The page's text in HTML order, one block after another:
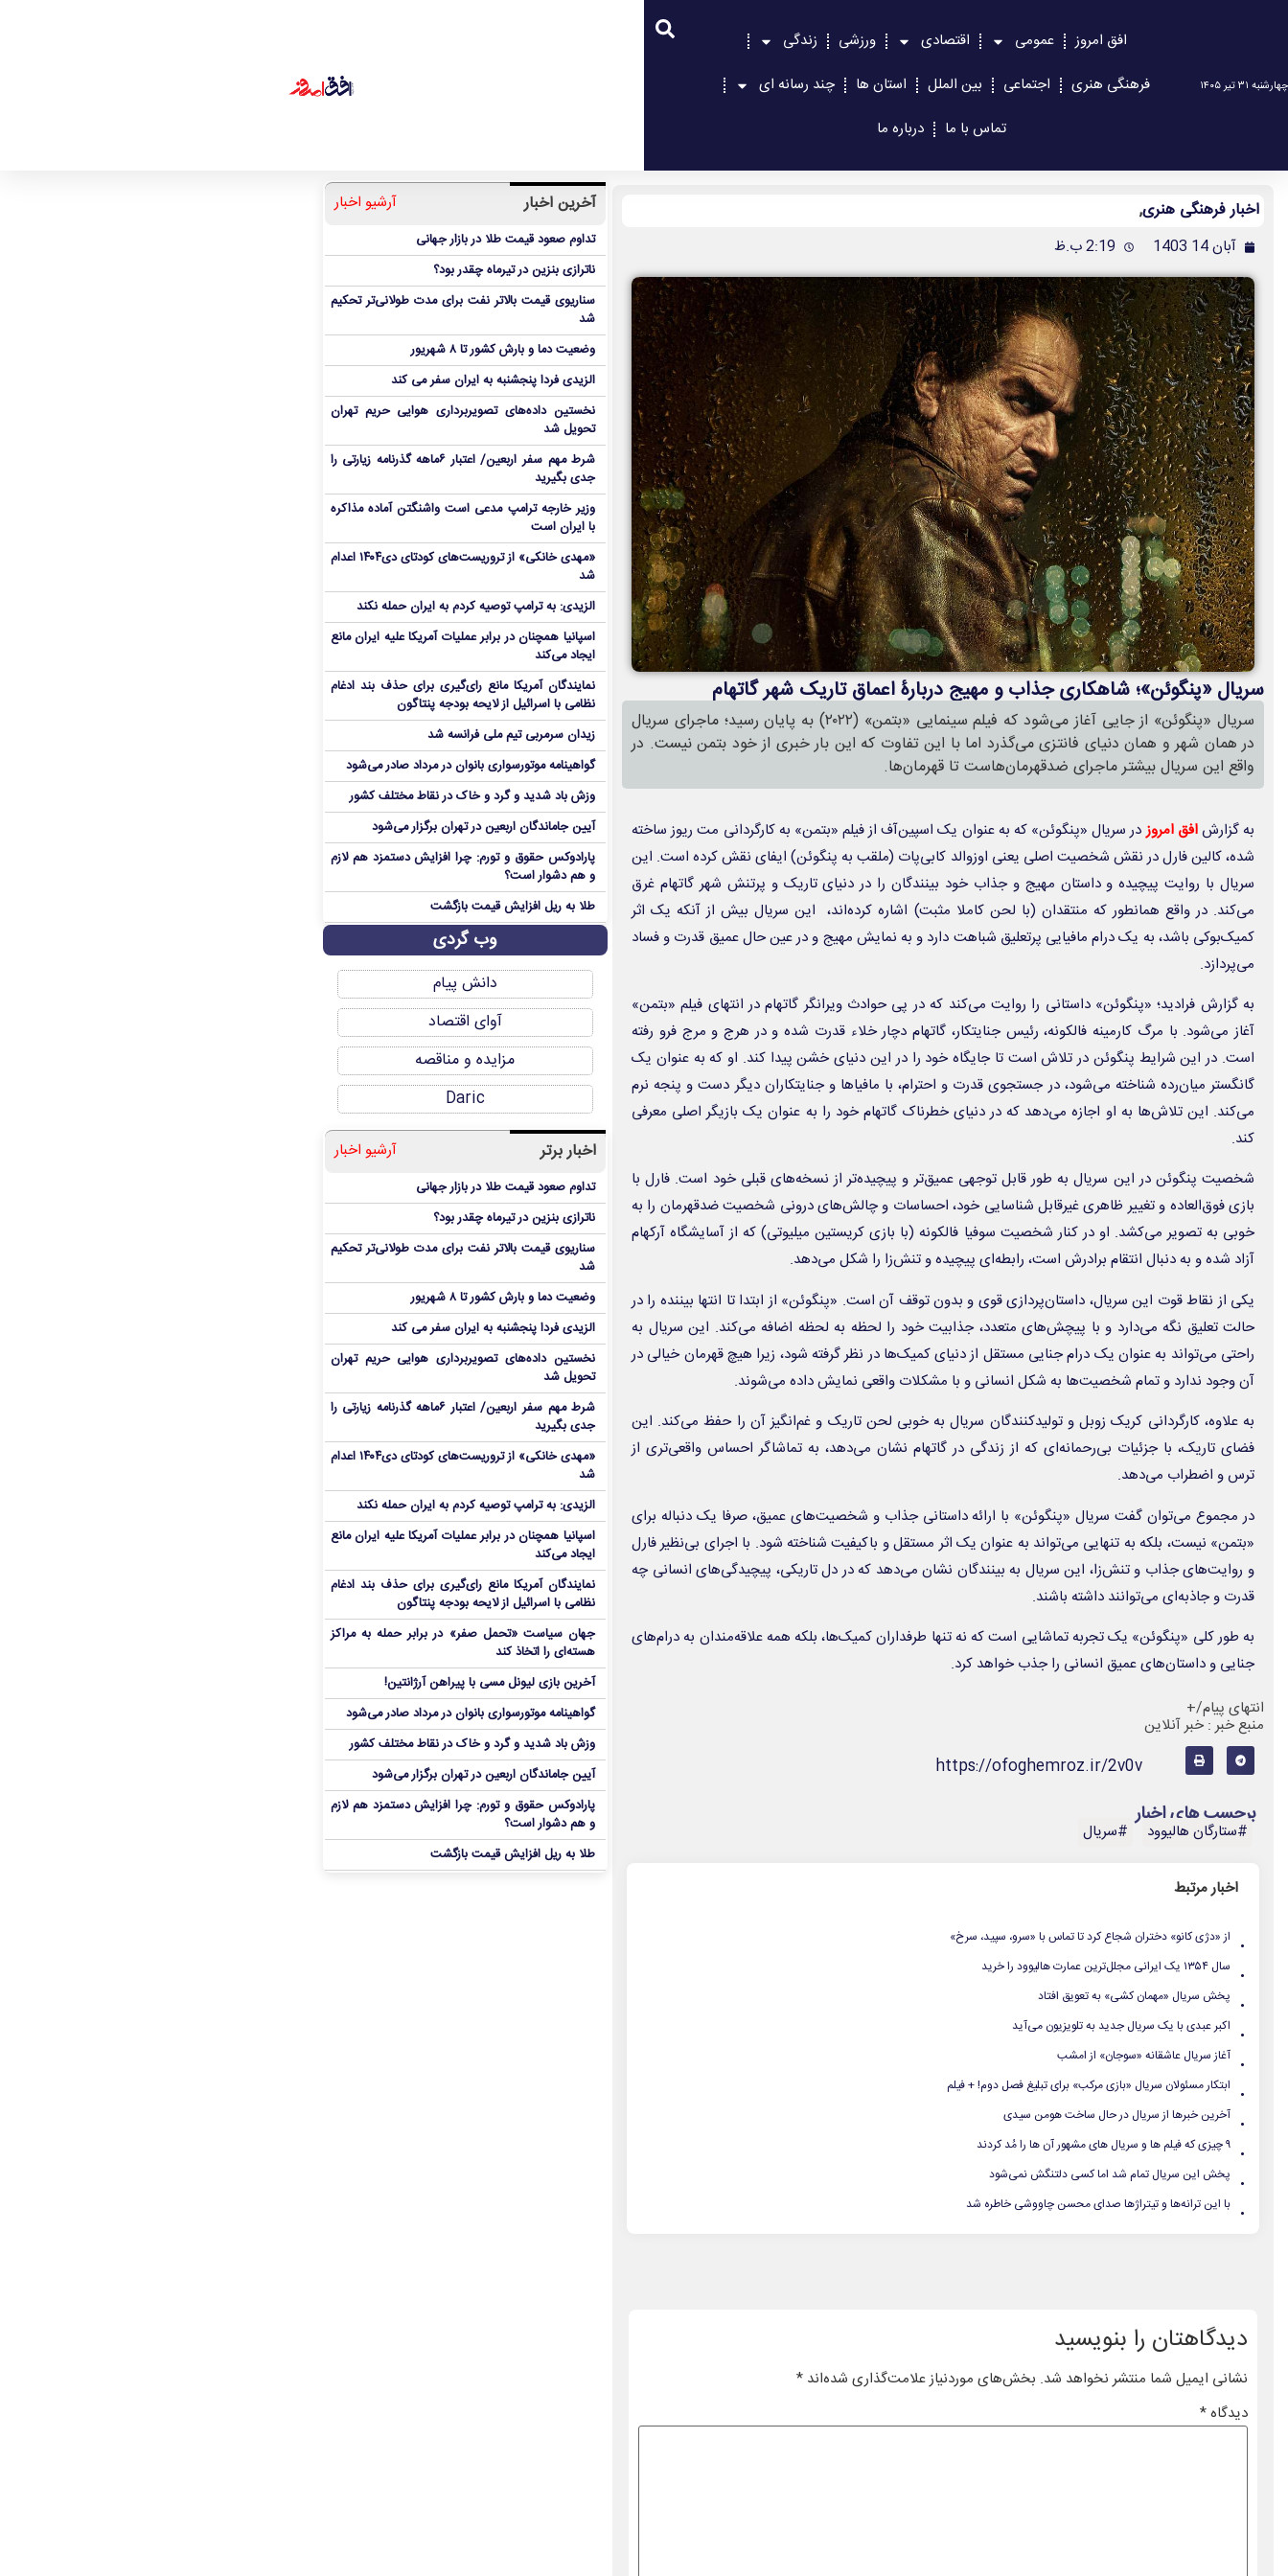
چهارشنبه ۳۱ تیر ۱۴۰۵
افق امروز عمومی اقتصادی ورزشی
زندگی
فرهنگی هنری
اجتماعی بین الملل استان ها
چند رسانه ای
تماس با ما
درباره ما
اخبار فرهنگی هنری,
آبان 14 1403 2:19 ب.ظ
سریال «پنگوئن»؛ شاهکاری جذاب و مهیج دربارۀ اعماق تاریک شهر گاتهام
سریال «پنگوئن» از جایی آغاز می‌شود که فیلم سینمایی «بتمن» (۲۰۲۲) به پایان رسید؛ ماجرای سریال
در همان شهر و همان دنیای فانتزی می‌گذرد اما با این تفاوت که این بار خبری از خود بتمن نیست. در
واقع این سریال بیشتر ماجرای ضدقهرمان‌هاست تا قهرمان‌ها.
به گزارشافق امروزدر سریال «پنگوئن» که به عنوان یک اسپین‌آف از فیلم «بتمن» به کارگردانی مت ریوز ساخته
شده، کالین فارل در نقش شخصیت اصلی یعنی اوزوالد کابی‌پات (ملقب به پنگوئن) ایفای نقش کرده است. این
سریال با روایت پیچیده و داستان مهیج و جذاب خود بینندگان را در دنیای تاریک و پرتنش شهر گاتهام غرق
می‌کند. در واقع همانطور که منتقدان (با لحن کاملا مثبت) اشاره کرده‌اند، این سریال بیش از آنکه یک اثر
کمیک‌بوکی باشد، به یک درام مافیایی پرتعلیق شباهت دارد و به نمایش مهیج و در عین حال عمیق قدرت و فساد
می‌پردازد.
به گزارش فرادید؛ «پنگوئن» داستانی را روایت می‌کند که در پی حوادث ویرانگر گاتهام در انتهای فیلم «بتمن»
آغاز می‌شود. با مرگ کارمینه فالکونه، رئیس جنایتکار، گاتهام دچار خلاء قدرت شده و در هرج و مرج فرو رفته
است. در این شرایط پنگوئن در تلاش است تا جایگاه خود را در این دنیای خشن پیدا کند. او که به عنوان یک
گانگستر میان‌رده شناخته می‌شود، در جستجوی قدرت و احترام، با مافیاها و جنایتکاران دیگر دست و پنجه نرم
می‌کند. این تلاش‌ها به او اجازه می‌دهد که در دنیای خطرناک گاتهام خود را به عنوان یک بازیگر اصلی معرفی
کند.
شخصیت پنگوئن در این سریال به طور قابل توجهی عمیق‌تر و پیچیده‌تر از نسخه‌های قبلی خود است. فارل با
بازی فوق‌العاده و تغییر ظاهری غیرقابل شناسایی خود، احساسات و چالش‌های درونی شخصیت ضدقهرمان را به
خوبی به تصویر می‌کشد. او در کنار شخصیت سوفیا فالکونه (با بازی کریستین میلیوتی) که از آسایشگاه آرکهام
آزاد شده و به دنبال انتقام برادرش است، رابطه‌ای پیچیده و تنش‌زا را شکل می‌دهد.
یکی از نقاط قوت این سریال، داستان‌پردازی قوی و بدون توقف آن است. «پنگوئن» از ابتدا تا انتها بیننده را در
حالت تعلیق نگه می‌دارد و با پیچش‌های متعدد، جذابیت خود را لحظه به لحظه اضافه می‌کند. این سریال به
راحتی می‌تواند به عنوان یک درام جنایی مستقل از دنیای کمیک‌ها در نظر گرفته شود، زیرا هیچ قهرمان خیالی در
آن وجود ندارد و تمام شخصیت‌ها به شکل انسانی و با مشکلات واقعی نمایش داده می‌شوند.
به علاوه، کارگردانی کریک زوبل و تولیدکنندگان سریال به خوبی لحن تاریک و غم‌انگیز آن را حفظ می‌کند. این
فضای تاریک، با جزئیات بی‌رحمانه‌ای که از زندگی در گاتهام نشان می‌دهد، به تماشاگر احساس واقعی‌تری از
ترس و اضطراب می‌دهد.
در مجموع می‌توان گفت سریال «پنگوئن» با ارائه داستانی جذاب و شخصیت‌های عمیق، صرفا یک دنباله برای
«بتمن» نیست، بلکه به تنهایی می‌تواند به عنوان یک اثر مستقل و باکیفیت شناخته شود. با اجرای بی‌نظیر فارل
و روایت‌های جذاب و تنش‌زا، این سریال به بینندگان نشان می‌دهد که در دل تاریکی، پیچیدگی‌های انسانی چه
قدرت و جاذبه‌ای می‌توانند داشته باشند.
به طور کلی «پنگوئن» یک تجربه تماشایی است که نه تنها طرفداران کمیک‌ها، بلکه همه علاقه‌مندان به درام‌های
جنایی و داستان‌های عمیق انسانی را جذب خواهد کرد.
انتهای پیام/+
منبع خبر : خبر آنلاین
https://ofoghemroz.ir/2v0v
برچسب های اخبار
#ستارگان هالیوود #سریال
اخبار مرتبط
. از «دژی کانو» دختران شجاع کرد تا تماس با «سرو، سپید، سرخ»
. سال ۱۳۵۴ یک ایرانی مجلل‌ترین عمارت هالیوود را خرید
. پخش سریال «مهمان‌ کشی» به تعویق افتاد
. اکبر عبدی با یک سریال جدید به تلویزیون می‌آید
. آغاز سریال عاشقانه «سوجان» از امشب
. ابتکار مسئولان سریال «بازی مرکب» برای تبلیغ فصل دوم! + فیلم
. آخرین خبرها از سریال در حال ساخت هومن سیدی
. ۹ چیزی که فیلم ها و سریال های مشهور آن ها را مُد کردند
. پخش این سریال تمام شد اما کسی دلتنگش نمی‌شود
. با این ترانه‌ها و تیتراژها صدای محسن چاووشی خاطره شد
دیدگاهتان را بنویسید
نشانی ایمیل شما منتشر نخواهد شد. بخش‌های موردنیاز علامت‌گذاری شده‌اند*
دیدگاه*
آخرین اخبار آرشیو اخبار
تداوم صعود قیمت طلا در بازار جهانی
ناترازی بنزین در تیرماه چقدر بود؟
سناریوی قیمت بالاتر نفت برای مدت طولانی‌تر تحکیم
شد
وضعیت دما و بارش کشور تا ۸ شهریور
الزیدی فردا پنجشنبه به ایران سفر می کند
نخستین داده‌های تصویربرداری هوایی حریم تهران
تحویل شد
شرط مهم سفر اربعین/ اعتبار ۶ماهه گذرنامه زیارتی را
جدی بگیرید
وزیر خارجه ترامپ مدعی است واشنگتن آماده مذاکره
با ایران است
«مهدی خانکی» از تروریست‌های کودتای دی۱۴۰۴ اعدام
شد
الزیدی: به ترامپ توصیه کردم به ایران حمله نکند
اسپانیا همچنان در برابر عملیات آمریکا علیه ایران مانع
ایجاد می‌کند
نمایندگان آمریکا مانع رای‌گیری برای حذف بند ادغام
نظامی با اسرائیل از لایحه بودجه پنتاگون
زیدان سرمربی تیم ملی فرانسه شد
گواهینامه موتورسواری بانوان در مرداد صادر می‌شود
وزش باد شدید و گرد و خاک در نقاط مختلف کشور
آیین جاماندگان اربعین در تهران برگزار می‌شود
پارادوکس حقوق و تورم: چرا افزایش دستمزد هم لازم
و هم دشوار است؟
طلا به ریل افزایش قیمت بازگشت
وب گردی
دانش پیام
آوای اقتصاد
مزایده و مناقصه
Daric
اخبار برتر آرشیو اخبار
تداوم صعود قیمت طلا در بازار جهانی
ناترازی بنزین در تیرماه چقدر بود؟
سناریوی قیمت بالاتر نفت برای مدت طولانی‌تر تحکیم
شد
وضعیت دما و بارش کشور تا ۸ شهریور
الزیدی فردا پنجشنبه به ایران سفر می کند
نخستین داده‌های تصویربرداری هوایی حریم تهران
تحویل شد
شرط مهم سفر اربعین/ اعتبار ۶ماهه گذرنامه زیارتی را
جدی بگیرید
«مهدی خانکی» از تروریست‌های کودتای دی۱۴۰۴ اعدام
شد
الزیدی: به ترامپ توصیه کردم به ایران حمله نکند
اسپانیا همچنان در برابر عملیات آمریکا علیه ایران مانع
ایجاد می‌کند
نمایندگان آمریکا مانع رای‌گیری برای حذف بند ادغام
نظامی با اسرائیل از لایحه بودجه پنتاگون
جهان سیاست «تحمل صفر» در برابر حمله به مراکز
هسته‌ای را اتخاذ کند
آخرین بازی لیونل مسی با پیراهن آرژانتین!
گواهینامه موتورسواری بانوان در مرداد صادر می‌شود
وزش باد شدید و گرد و خاک در نقاط مختلف کشور
آیین جاماندگان اربعین در تهران برگزار می‌شود
پارادوکس حقوق و تورم: چرا افزایش دستمزد هم لازم
و هم دشوار است؟
طلا به ریل افزایش قیمت بازگشت